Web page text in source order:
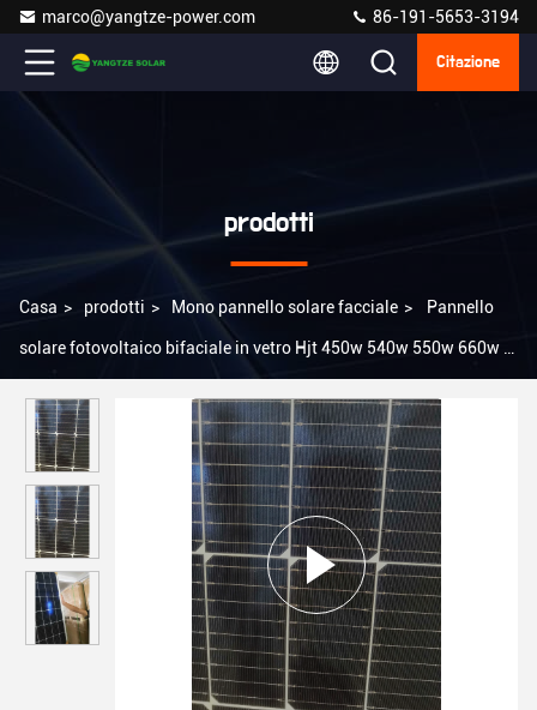
marco@yangtze-power.com 86-191-5653-3194
Citazione
prodotti
Casa > prodotti > Mono pannello solare facciale > Pannello
solare fotovoltaico bifaciale in vetro Hjt 450w 540w 550w 660w N